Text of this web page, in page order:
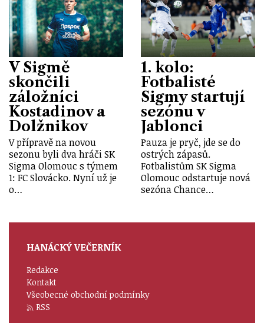
V Sigmě
skončili
záložníci
Kostadinov a
Dolžnikov
V přípravě na novou
sezonu byli dva hráči SK
Sigma Olomouc s týmem
1: FC Slovácko. Nyní už je
o…
1. kolo:
Fotbalisté
Sigmy startují
sezónu v
Jablonci
Pauza je pryč, jde se do
ostrých zápasů.
Fotbalistům SK Sigma
Olomouc odstartuje nová
sezóna Chance…
HANÁCKÝ VEČERNÍK
Redakce
Kontakt
Všeobecné obchodní podmínky
RSS